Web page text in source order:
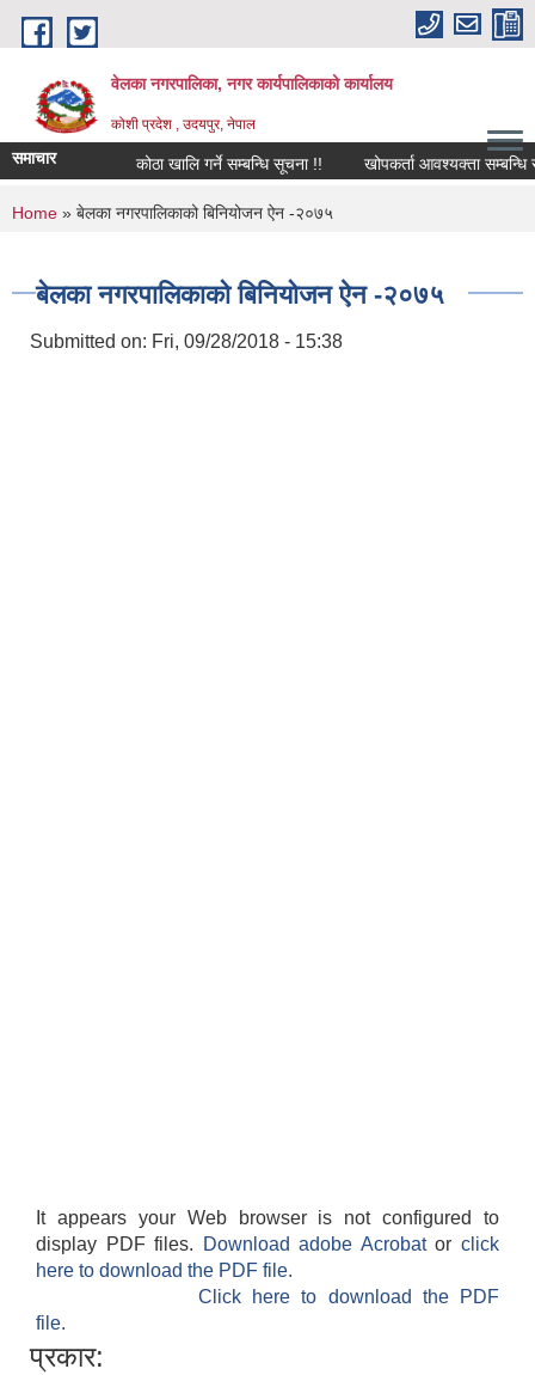
Skip to main content
वेलका नगरपालिका, नगर कार्यपालिकाको कार्यालय
कोशी प्रदेश , उदयपुर, नेपाल
समाचार कोठा खालि गर्ने सम्बन्धि सूचना !! खोपकर्ता आवश्यक्ता सम्बन्धि
You are here
Home » बेलका नगरपालिकाको बिनियोजन ऐन -२०७५
बेलका नगरपालिकाको बिनियोजन ऐन -२०७५
Submitted on: Fri, 09/28/2018 - 15:38
It appears your Web browser is not configured to
display PDF files.
Download adobe Acrobatorclick
here to download the PDF file.
Click here to download the PDF
file.
प्रकार: